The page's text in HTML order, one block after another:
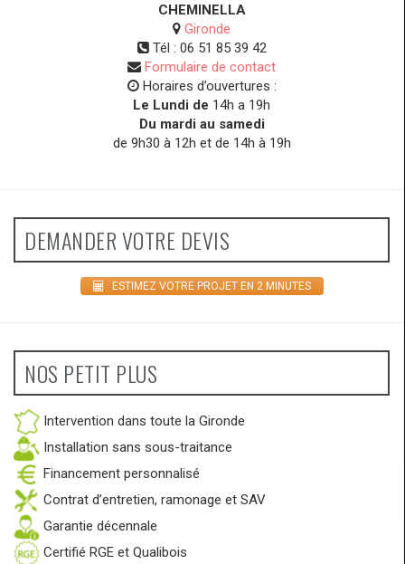
CHEMINELLA
Gironde
Tél : 06 51 85 39 42
Formulaire de contact
Horaires d’ouvertures :
Le Lundi de 14h a 19h
Du mardi au samedi
de 9h30 à 12h et de 14h à 19h
DEMANDER VOTRE DEVIS
ESTIMEZ VOTRE PROJET EN 2 MINUTES
NOS PETIT PLUS
Intervention dans toute la Gironde
Installation sans sous-traitance
Financement personnalisé
Contrat d’entretien, ramonage et SAV
Garantie décennale
Certifié RGE et Qualibois